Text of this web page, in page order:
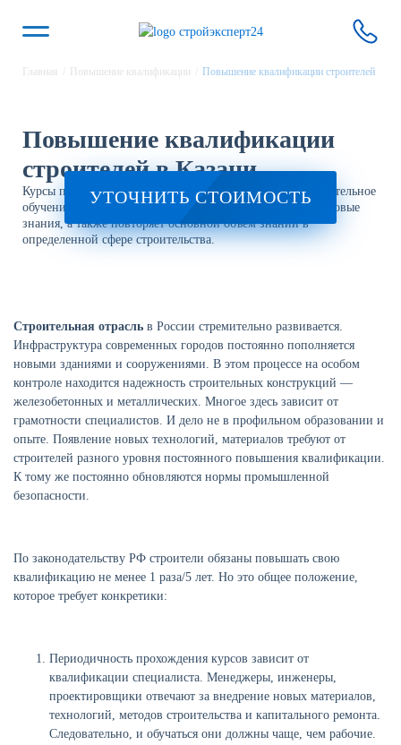
Главная Повышение квалификации Повышение квалификации строителей
Повышение квалификации
строителей в Казани
Курсы повышения квалификации строителей — дополнительное
обучение, благодаря которому, специалист приобретает новые
знания, а также повторяет основной объем знаний в
определенной сфере строительства.
УТОЧНИТЬ СТОИМОСТЬ
Строительная отрасль в России стремительно развивается.
Инфраструктура современных городов постоянно пополняется
новыми зданиями и сооружениями. В этом процессе на особом
контроле находится надежность строительных конструкций —
железобетонных и металлических. Многое здесь зависит от
грамотности специалистов. И дело не в профильном образовании и
опыте. Появление новых технологий, материалов требуют от
строителей разного уровня постоянного повышения квалификации.
К тому же постоянно обновляются нормы промышленной
безопасности.
По законодательству РФ строители обязаны повышать свою
квалификацию не менее 1 раза/5 лет. Но это общее положение,
которое требует конкретики:
Периодичность прохождения курсов зависит от
квалификации специалиста. Менеджеры, инженеры,
проектировщики отвечают за внедрение новых материалов,
технологий, методов строительства и капитального ремонта.
Следовательно, и обучаться они должны чаще, чем рабочие.